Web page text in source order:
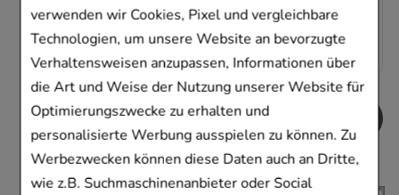
verwenden wir Cookies, Pixel und vergleichbare
Technologien, um unsere Website an bevorzugte
Verhaltensweisen anzupassen, Informationen über
die Art und Weise der Nutzung unserer Website für
Optimierungszwecke zu erhalten und
personalisierte Werbung ausspielen zu können. Zu
Werbezwecken können diese Daten auch an Dritte,
wie z.B. Suchmaschinenanbieter oder Social
2,17 €¹
1,08 €pro 1 Stk